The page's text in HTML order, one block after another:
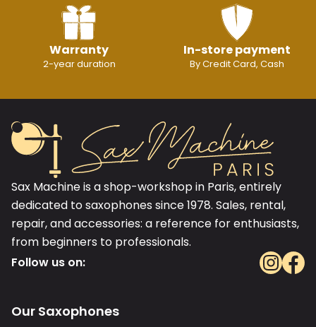
Warranty
2-year duration
In-store payment
By Credit Card, Cash
Sax Machine is a shop-workshop in Paris, entirely
dedicated to saxophones since 1978. Sales, rental,
repair, and accessories: a reference for enthusiasts,
from beginners to professionals.
Follow us on:
Our Saxophones